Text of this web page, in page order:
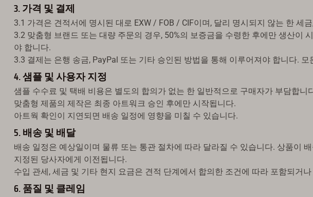
3. 가격 및 결제
3.1 가격은 견적서에 명시된 대로 EXW / FOB / CIF이며, 달리 명시되지 않는 한 세
3.2 맞춤형 브랜드 또는 대량 주문의 경우, 50%의 보증금을 수령한 후에만 생산이
야 합니다.
3.3 결제는 은행 송금, PayPal 또는 기타 승인된 방법을 통해 이루어져야 합니다.
4. 샘플 및 사용자 지정
샘플 수수료 및 택배 비용은 별도의 합의가 없는 한 일반적으로 구매자가 부담합니
맞춤형 제품의 제작은 최종 아트워크 승인 후에만 시작됩니다.
아트웍 확인이 지연되면 배송 일정에 영향을 미칠 수 있습니다.
5. 배송 및 배달
배송 일정은 예상일이며 물류 또는 통관 절차에 따라 달라질 수 있습니다. 상품이
지정된 당사자에게 이전됩니다.
수입 관세, 세금 및 기타 현지 요금은 견적 단계에서 합의한 조건에 따라 포함되거
6. 품질 및 클레임